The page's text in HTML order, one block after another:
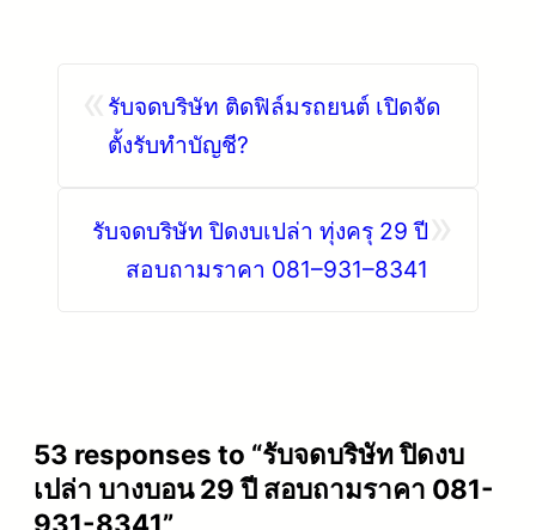
รับจดบริษัท ติดฟิล์มรถยนต์ เปิดจัด
ตั้งรับทำบัญชี?
รับจดบริษัท ปิดงบเปล่า ทุ่งครุ 29 ปี
สอบถามราคา 081–931–8341
53 responses to “รับจดบริษัท ปิดงบ
เปล่า บางบอน 29 ปี สอบถามราคา 081-